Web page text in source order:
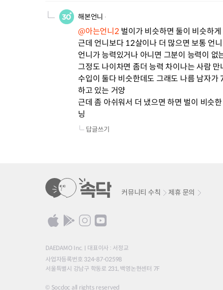
해본언니
@아는언니2 벌이가 비슷하면 둘이 비슷하
근데 언니보다 12살이나 더 많으면 보통 언
언니가 능력있거나 아니면 그분이 능력이 없
그정도 나이차면 좀더 능력 차이나는 사람
수입이 둘다 비슷한데도 그래도 나름 남자
하고 있는 거양
근데 좀 아쉬워서 더 냈으면 하면 벌이 비슷
닝
답글쓰기
커뮤니티 수칙 제휴 문의
DAEDAMO Inc.
대표이사 : 서정교
사업자등록번호 324-87-02598
서울특별시 강남구 학동로 231, 백영논현센터 7F
© Socdoc all rights reserved